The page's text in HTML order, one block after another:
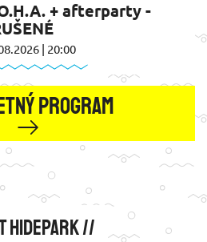
+ afterparty -
| 20:00
PROGRAM
Hidepark //